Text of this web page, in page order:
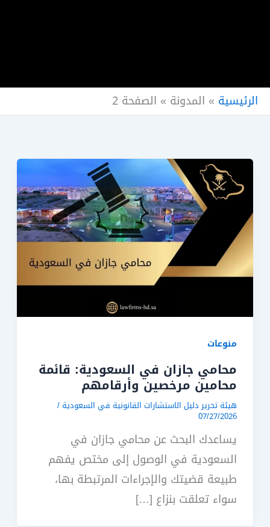
الرئيسية » المدونة » الصفحة 2
منوعات
محامي جازان في السعودية: قائمة
محامين مرخصين وأرقامهم
هيئة تحرير دليل الاستشارات القانونية في السعودية /
07/27/2026
يساعدك البحث عن محامي جازان في
السعودية في الوصول إلى مختص يفهم
طبيعة قضيتك والإجراءات المرتبطة بها،
سواء تعلقت بنزاع […]